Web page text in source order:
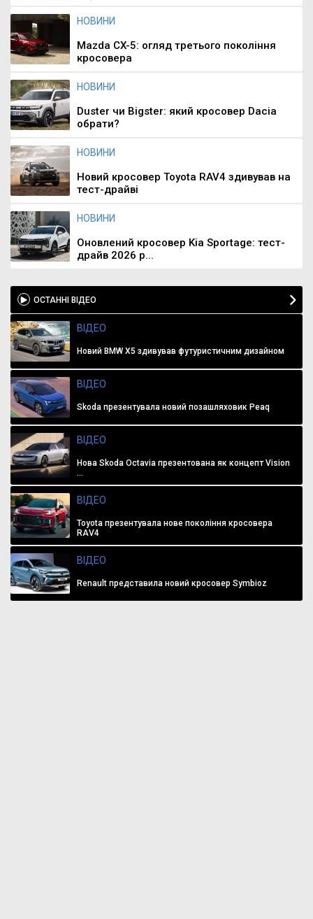
НОВИНИ
Mazda CX-5: огляд третього покоління
кросовера
НОВИНИ
Duster чи Bigster: який кросовер Dacia
обрати?
НОВИНИ
Новий кросовер Toyota RAV4 здивував на
тест-драйві
НОВИНИ
Оновлений кросовер Kia Sportage: тест-
драйв 2026 р...
ОСТАННІ ВІДЕО
ВІДЕО
Новий BMW X5 здивував футуристичним дизайном
ВІДЕО
Skoda презентувала новий позашляховик Peaq
ВІДЕО
Нова Skoda Octavia презентована як концепт Vision
...
ВІДЕО
Toyota презентувала нове покоління кросовера
RAV4
ВІДЕО
Renault представила новий кросовер Symbioz